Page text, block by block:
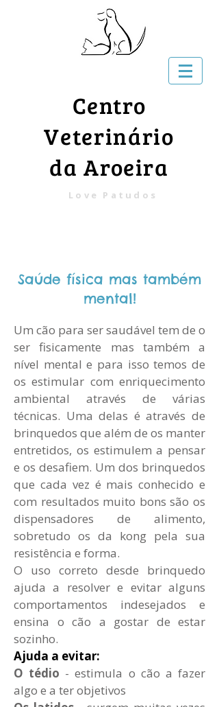
Centro
Veterinário
da Aroeira
Love Patudos
Saúde física mas também
mental!
Um cão para ser saudável tem de o
ser fisicamente mas também a
nível mental e para isso temos de
os estimular com enriquecimento
ambiental através de várias
técnicas. Uma delas é através de
brinquedos que além de os manter
entretidos, os estimulem a pensar
e os desafiem. Um dos brinquedos
que cada vez é mais conhecido e
com resultados muito bons são os
dispensadores de alimento,
sobretudo os da kong pela sua
resistência e forma.
O uso correto desde brinquedo
ajuda a resolver e evitar alguns
comportamentos indesejados e
ensina o cão a gostar de estar
sozinho.
Ajuda a evitar:
O tédio - estimula o cão a fazer
algo e a ter objetivos